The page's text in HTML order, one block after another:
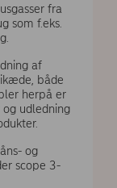
fra
som f.eks.
af
både
herpå er
udledning
og
scope 3-